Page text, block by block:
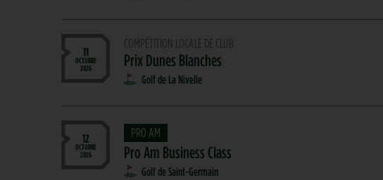
11
OCTOBRE
2026
COMPÉTITION LOCALE DE CLUB
Prix Dunes Blanches
Golf de La Nivelle
12
OCTOBRE
2026
PRO AM
Pro Am Business Class
Golf de Saint-Germain